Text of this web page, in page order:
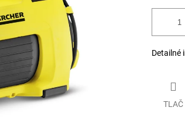
Detailné
TLAČ